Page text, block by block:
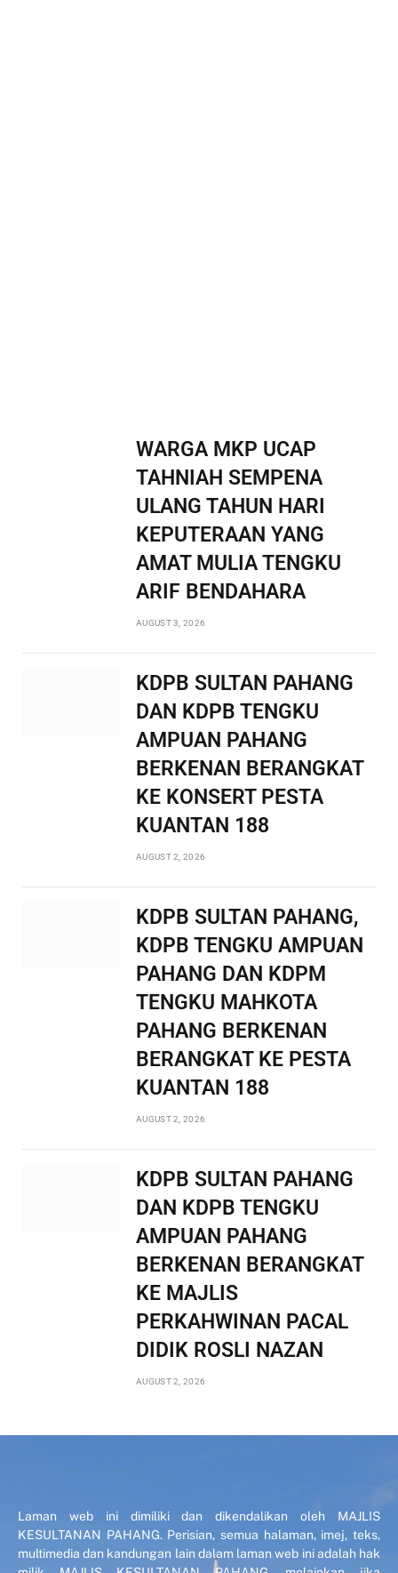
WARGA MKP UCAP
TAHNIAH SEMPENA
ULANG TAHUN HARI
KEPUTERAAN YANG
AMAT MULIA TENGKU
ARIF BENDAHARA
AUGUST 3, 2026
KDPB SULTAN PAHANG
DAN KDPB TENGKU
AMPUAN PAHANG
BERKENAN BERANGKAT
KE KONSERT PESTA
KUANTAN 188
AUGUST 2, 2026
KDPB SULTAN PAHANG,
KDPB TENGKU AMPUAN
PAHANG DAN KDPM
TENGKU MAHKOTA
PAHANG BERKENAN
BERANGKAT KE PESTA
KUANTAN 188
AUGUST 2, 2026
KDPB SULTAN PAHANG
DAN KDPB TENGKU
AMPUAN PAHANG
BERKENAN BERANGKAT
KE MAJLIS
PERKAHWINAN PACAL
DIDIK ROSLI NAZAN
AUGUST 2, 2026
Laman web ini dimiliki dan dikendalikan oleh MAJLIS
KESULTANAN PAHANG. Perisian, semua halaman, imej, teks,
multimedia dan kandungan lain dalam laman web ini adalah hak